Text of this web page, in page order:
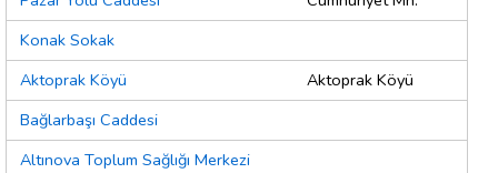
Konak Sokak
Aktoprak Köyü
Aktoprak Köyü
Bağlarbaşı Caddesi
Altınova Toplum Sağlığı Merkezi